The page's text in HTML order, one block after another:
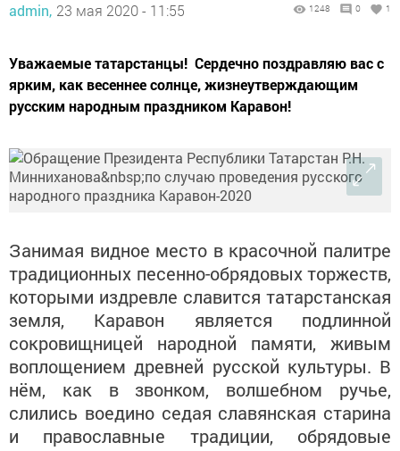
admin, 23 мая 2020 - 11:55 1248 0 1
Уважаемые татарстанцы! Сердечно поздравляю вас с
ярким, как весеннее солнце, жизнеутверждающим
русским народным праздником Каравон!
Занимая видное место в красочной палитре
традиционных песенно-обрядовых торжеств,
которыми издревле славится татарстанская
земля, Каравон является подлинной
сокровищницей народной памяти, живым
воплощением древней русской культуры. В
нём, как в звонком, волшебном ручье,
слились воедино седая славянская старина
и православные традиции, обрядовые